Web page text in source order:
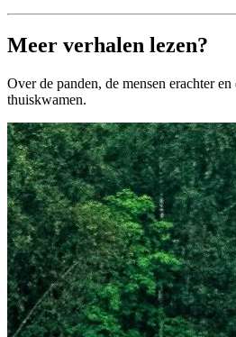
Meer verhalen lezen?
Over de panden, de mensen erachter en
thuiskwamen.